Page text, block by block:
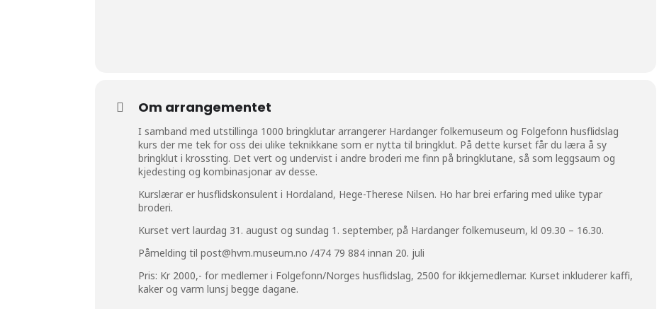
Om arrangementet
I samband med utstillinga 1000 bringklutar arrangerer Hardanger folkemuseum og Folgefonn husflidslag
kurs der me tek for oss dei ulike teknikkane som er nytta til bringklut. På dette kurset får du læra å sy
bringklut i krossting. Det vert og undervist i andre broderi me finn på bringklutane, så som leggsaum og
kjedesting og kombinasjonar av desse.
Kurslærar er husflidskonsulent i Hordaland, Hege-Therese Nilsen. Ho har brei erfaring med ulike typar
broderi.
Kurset vert laurdag 31. august og sundag 1. september, på Hardanger folkemuseum, kl 09.30 – 16.30.
Påmelding tilpost@hvm.museum.no /474 79 884 innan 20. juli
Pris: Kr 2000,- for medlemer i Folgefonn/Norges husflidslag, 2500 for ikkjemedlemar. Kurset inkluderer kaffi,
kaker og varm lunsj begge dagane.